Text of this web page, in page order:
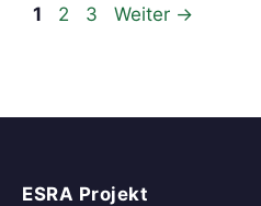
Seite
1 Seite
2 Seite
3 Weiter →
ESRA Projekt